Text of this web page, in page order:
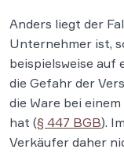
Anders liegt der
Unternehmer ist,
beispielsweise auf
die Gefahr der
die Ware bei
hat (§ 447 BGB).
Verkäufer daher